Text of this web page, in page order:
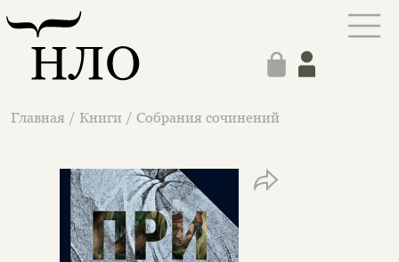
Главная / Книги / Собрания сочинений